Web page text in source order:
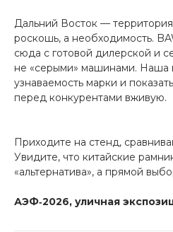
Дальний Восток —
роскошь, а необходимость.
сюда с готовой дилерской и
не «серыми» машинами. Наша
узнаваемость марки и
перед конкурентами вживую.
Приходите на стенд,
Увидите, что китайские
«альтернатива», а прямой
АЭФ‑2026, уличная